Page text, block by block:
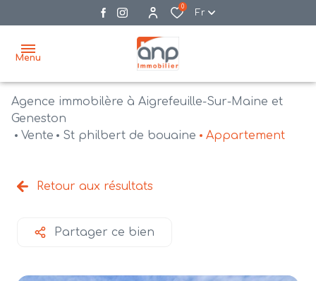
0
Fr
Menu
accueil
vente
agences
Agence immobilère à Aigrefeuille-Sur-Maine et
Geneston
Vente
St philbert de bouaine Appartement
Retour aux résultats
Partager ce bien